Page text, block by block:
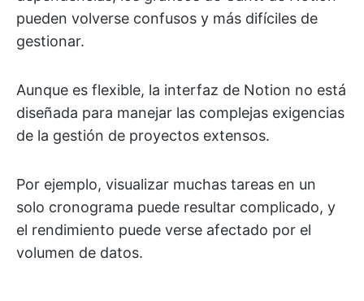
pueden volverse confusos y más difíciles de
gestionar.
Aunque es flexible, la interfaz de Notion no está
diseñada para manejar las complejas exigencias
de la gestión de proyectos extensos.
Por ejemplo, visualizar muchas tareas en un
solo cronograma puede resultar complicado, y
el rendimiento puede verse afectado por el
volumen de datos.